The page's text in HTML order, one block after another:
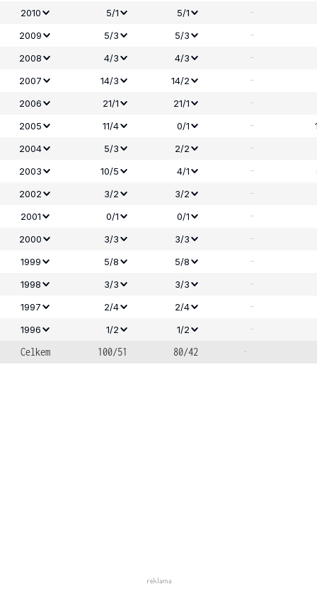
2010 5/1 5/1 -
2009 5/3 5/3 -
2008 4/3 4/3 -
2007 14/3 14/2 -
2006 21/1 21/1 -
2005 11/4 0/1 -
2004
5/3 2/2 -
2003 10/5 4/1 -
2002
3/2 3/2 -
2001 0/1 0/1 -
2000 3/3 3/3 -
1999 5/8 5/8 -
1998 3/3 3/3 -
1997 2/4 2/4 -
1996 1/2 1/2
-
Celkem
100/51 80/42 -